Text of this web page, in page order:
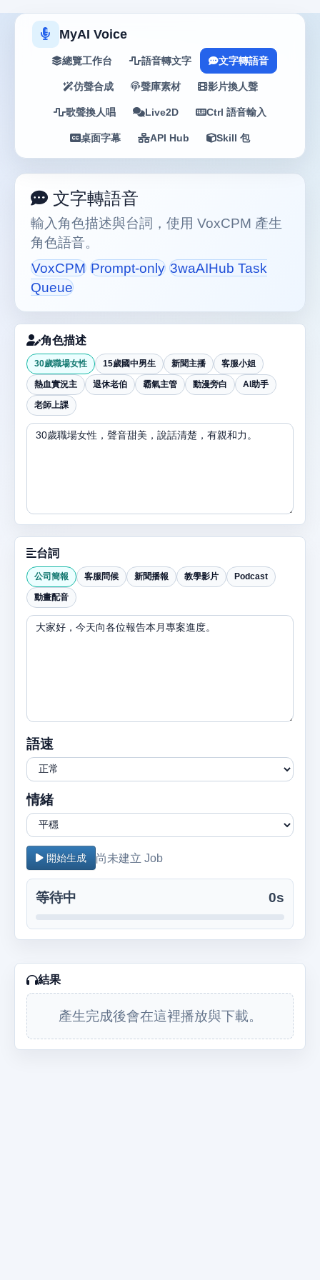
MyAI Voice
總覽工作台 語音轉文字 文字轉語音
仿聲合成 聲庫素材 影片換人聲
歌聲換人唱 Live2D Ctrl 語音輸入
桌面字幕 API Hub Skill 包
文字轉語音
輸入角色描述與台詞，使用 VoxCPM 產生
角色語音。
VoxCPM Prompt-only 3waAIHub Task
Queue
角色描述
30歲職場女性 15歲國中男生 新聞主播 客服小姐
熱血實況主 退休老伯 霸氣主管 動漫旁白 AI助手
老師上課
台詞
公司簡報 客服問候 新聞播報 教學影片 Podcast
動畫配音
語速
情緒
開始生成 尚未建立 Job
等待中 0s
結果
產生完成後會在這裡播放與下載。